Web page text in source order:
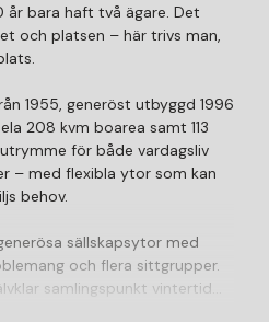
bara haft två ägare. Det
och platsen – här trivs man,
1955, generöst utbyggd 1996
208 kvm boarea samt 113
för både vardagsliv
– med flexibla ytor som kan
behov.
sällskapsytor med
och flera sittgrupper.
samlingspunkt vintertid